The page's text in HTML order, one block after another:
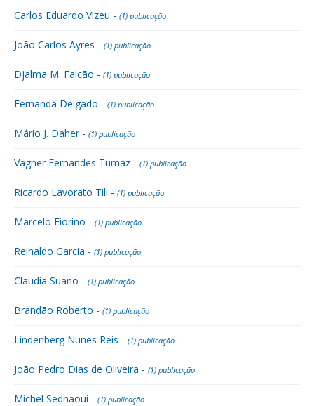
Carlos Eduardo Vizeu - (1) publicação
João Carlos Ayres - (1) publicação
Djalma M. Falcão - (1) publicação
Fernanda Delgado - (1) publicação
Mário J. Daher - (1) publicação
Vagner Fernandes Tumaz - (1) publicação
Ricardo Lavorato Tili - (1) publicação
Marcelo Fiorino - (1) publicação
Reinaldo Garcia - (1) publicação
Claudia Suano - (1) publicação
Brandão Roberto - (1) publicação
Lindenberg Nunes Reis - (1) publicação
João Pedro Dias de Oliveira - (1) publicação
Michel Sednaoui - (1) publicação